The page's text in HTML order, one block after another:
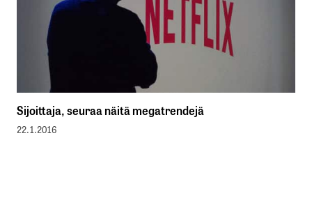
Sijoittaja, seuraa näitä megatrendejä
22.1.2016